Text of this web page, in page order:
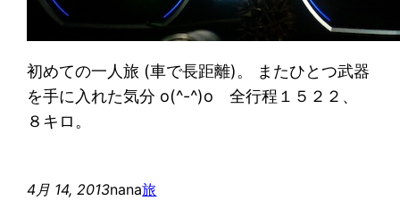
初めての一人旅 (車で長距離)。 またひとつ武器
を手に入れた気分 o(^-^)o 全行程１５２２、
８キロ。
4月 14, 2013nana旅